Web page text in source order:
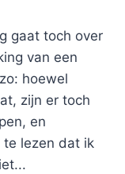
gaat toch over
van een
hoewel
zijn er toch
en
te lezen dat ik